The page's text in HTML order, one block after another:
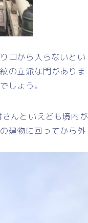
口から入らないとい
の立派な門がありま
しょう。
んといえども境内が
建物に回ってから外